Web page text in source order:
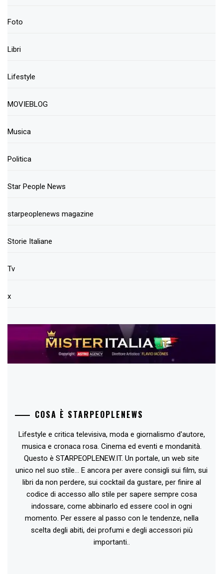
Foto
Libri
Lifestyle
MOVIEBLOG
Musica
Politica
Star People News
starpeoplenews magazine
Storie Italiane
Tv
x
COSA È STARPEOPLENEWS
Lifestyle e critica televisiva, moda e giornalismo d'autore,
musica e cronaca rosa. Cinema ed eventi e mondanità.
Questo è STARPEOPLENEW.IT. Un portale, un web site
unico nel suo stile... E ancora per avere consigli sui film, sui
libri da non perdere, sui cocktail da gustare, per finire al
codice di accesso allo stile per sapere sempre cosa
indossare, come abbinarlo ed essere cool in ogni
momento. Per essere al passo con le tendenze, nella
scelta degli abiti, dei profumi e degli accessori più
importanti..